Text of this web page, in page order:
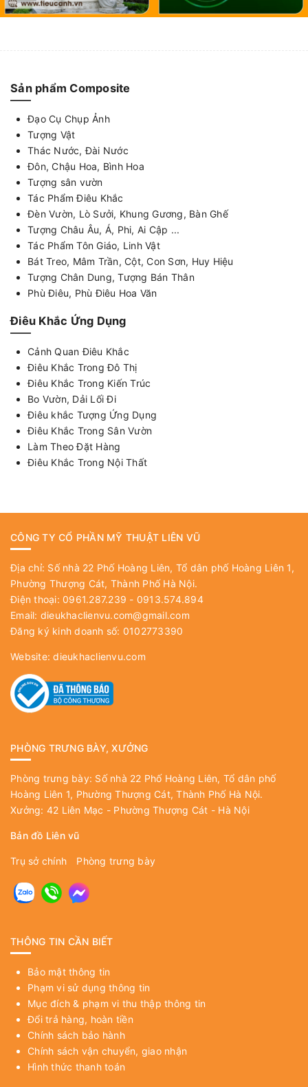
Sản phẩm Composite
Đạo Cụ Chụp Ảnh
Tượng Vật
Thác Nước, Đài Nước
Đôn, Chậu Hoa, Bình Hoa
Tượng sân vườn
Tác Phẩm Điêu Khắc
Đèn Vườn, Lò Sưởi, Khung Gương, Bàn Ghế
Tượng Châu Âu, Á, Phi, Ai Cập ...
Tác Phẩm Tôn Giáo, Linh Vật
Bát Treo, Mâm Trần, Cột, Con Sơn, Huy Hiệu
Tượng Chân Dung, Tượng Bán Thân
Phù Điêu, Phù Điêu Hoa Văn
Điêu Khắc Ứng Dụng
Cảnh Quan Điêu Khắc
Điêu Khắc Trong Đô Thị
Điêu Khắc Trong Kiến Trúc
Bo Vườn, Dải Lối Đi
Điêu khắc Tượng Ứng Dụng
Điêu Khắc Trong Sân Vườn
Làm Theo Đặt Hàng
Điêu Khắc Trong Nội Thất
CÔNG TY CỔ PHẦN MỸ THUẬT LIÊN VŨ
Địa chỉ: Số nhà 22 Phố Hoàng Liên, Tổ dân phố Hoàng Liên 1,
Phường Thượng Cát, Thành Phố Hà Nội.
Điện thoại: 0961.287.239 - 0913.574.894
Email: dieukhaclienvu.com@gmail.com
Đăng ký kinh doanh số: 0102773390
Website:dieukhaclienvu.com
PHÒNG TRƯNG BÀY, XƯỞNG
Phòng trưng bày: Số nhà 22 Phố Hoàng Liên, Tổ dân phố
Hoàng Liên 1, Phường Thượng Cát, Thành Phố Hà Nội.
Xưởng: 42 Liên Mạc - Phường Thượng Cát - Hà Nội
Bản đồ Liên vũ
Trụ sở chính Phòng trưng bày
THÔNG TIN CẦN BIẾT
Bảo mật thông tin
Phạm vi sử dụng thông tin
Mục đích & phạm vi thu thập thông tin
Đổi trả hàng, hoàn tiền
Chính sách bảo hành
Chính sách vận chuyển, giao nhận
Hình thức thanh toán